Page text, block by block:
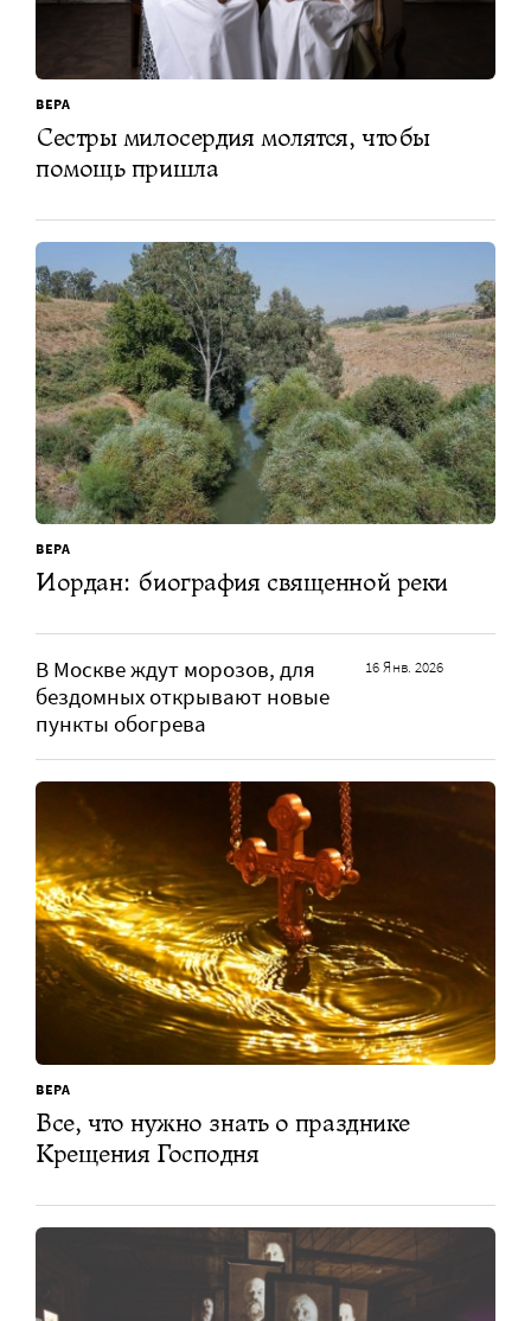
ВЕРА
Сестры милосердия молятся, чтобы
помощь пришла
ВЕРА
Иордан: биография священной реки
В Москве ждут морозов, для
бездомных открывают новые
пункты обогрева
16 Янв. 2026
ВЕРА
Все, что нужно знать о празднике
Крещения Господня